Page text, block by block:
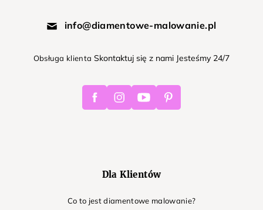
info@diamentowe-malowanie.pl
Obsługa klienta Skontaktuj się z nami Jesteśmy 24/7
FacebookInstagramYoutube Pinterest
Dla Klientów
Co to jest diamentowe malowanie?